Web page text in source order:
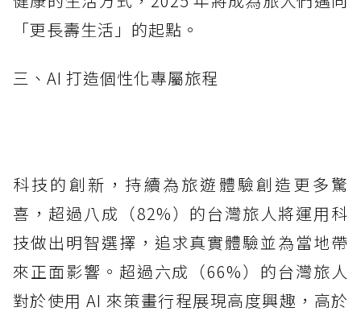
「更長壽生活」的起點。
三、AI 打造個性化專屬旅程
科技的創新，持續為旅遊體驗創造更多驚
喜，超過八成（82%）的台灣旅人將運用科
技做出明智選擇，追求真實體驗並為當地帶
來正面影響。超過六成（66%）的台灣旅人
對於使用 AI 來策畫行程展現高度興趣，高於